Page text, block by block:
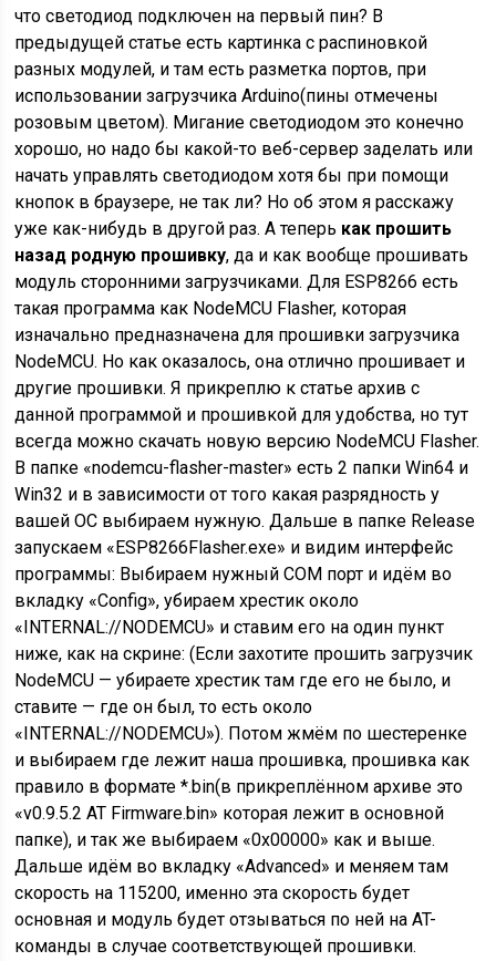
что светодиод подключен на первый пин? В
предыдущей статье есть картинка с распиновкой
разных модулей, и там есть разметка портов, при
использовании загрузчика Arduino(пины отмечены
розовым цветом). Мигание светодиодом это конечно
хорошо, но надо бы какой-то веб-сервер заделать или
начать управлять светодиодом хотя бы при помощи
кнопок в браузере, не так ли? Но об этом я расскажу
уже как-нибудь в другой раз. А теперь как прошить
назад родную прошивку, да и как вообще прошивать
модуль сторонними загрузчиками. Для ESP8266 есть
такая программа как NodeMCU Flasher, которая
изначально предназначена для прошивки загрузчика
NodeMCU. Но как оказалось, она отлично прошивает и
другие прошивки. Я прикреплю к статье архив с
данной программой и прошивкой для удобства, но тут
всегда можно скачать новую версию NodeMCU Flasher.
В папке «nodemcu-flasher-master» есть 2 папки Win64 и
Win32 и в зависимости от того какая разрядность у
вашей ОС выбираем нужную. Дальше в папке Release
запускаем «ESP8266Flasher.exe» и видим интерфейс
программы: Выбираем нужный COM порт и идём во
вкладку «Config», убираем хрестик около
«INTERNAL://NODEMCU» и ставим его на один пункт
ниже, как на скрине: (Если захотите прошить загрузчик
NodeMCU — убираете хрестик там где его не было, и
ставите — где он был, то есть около
«INTERNAL://NODEMCU»). Потом жмём по шестеренке
и выбираем где лежит наша прошивка, прошивка как
правило в формате *.bin(в прикреплённом архиве это
«v0.9.5.2 AT Firmware.bin» которая лежит в основной
папке), и так же выбираем «0x00000» как и выше.
Дальше идём во вкладку «Advanced» и меняем там
скорость на 115200, именно эта скорость будет
основная и модуль будет отзываться по ней на AT-
команды в случае соответствующей прошивки.